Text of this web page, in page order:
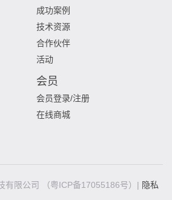
成功案例
技术资源
合作伙伴
活动
会员
会员登录/注册
在线商城
有限公司 （粤ICP备17055186号）| 隐私